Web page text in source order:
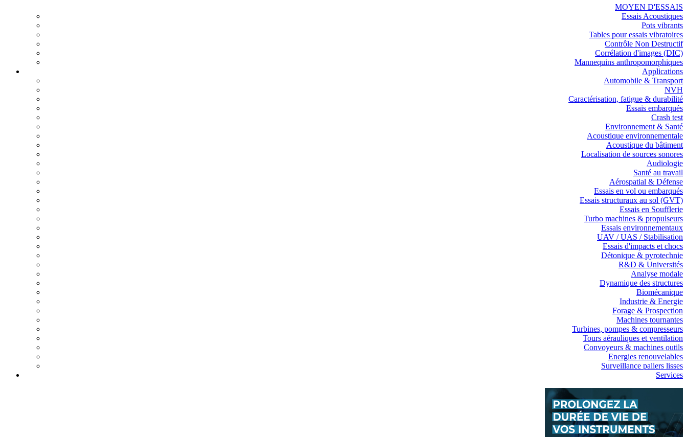
MOYEN D'ESSAIS
Essais Acoustiques
Pots vibrants
Tables pour essais vibratoires
Contrôle Non Destructif
Corrélation d'images (DIC)
Mannequins anthropomorphiques
Applications
Automobile & Transport
NVH
Caractérisation, fatigue & durabilité
Essais embarqués
Crash test
Environnement & Santé
Acoustique environnementale
Acoustique du bâtiment
Localisation de sources sonores
Audiologie
Santé au travail
Aérospatial & Défense
Essais en vol ou embarqués
Essais structuraux au sol (GVT)
Essais en Soufflerie
Turbo machines & propulseurs
Essais environnementaux
UAV / UAS / Stabilisation
Essais d'impacts et chocs
Détonique & pyrotechnie
R&D & Universités
Analyse modale
Dynamique des structures
Biomécanique
Industrie & Energie
Forage & Prospection
Machines tournantes
Turbines, pompes & compresseurs
Tours aérauliques et ventilation
Convoyeurs & machines outils
Energies renouvelables
Surveillance paliers lisses
Services